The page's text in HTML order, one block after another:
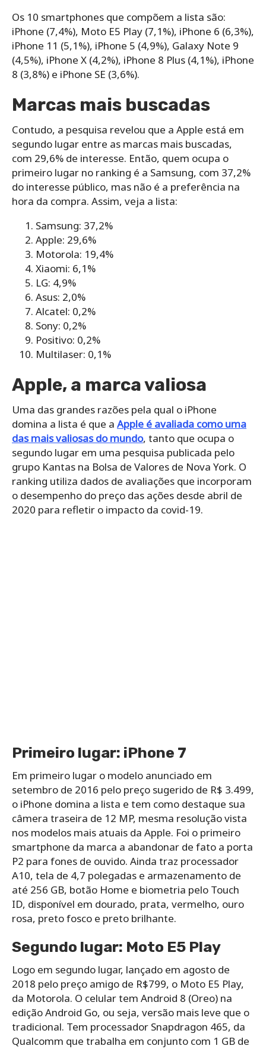
Os 10 smartphones que compõem a lista são:
iPhone (7,4%), Moto E5 Play (7,1%), iPhone 6 (6,3%),
iPhone 11 (5,1%), iPhone 5 (4,9%), Galaxy Note 9
(4,5%), iPhone X (4,2%), iPhone 8 Plus (4,1%), iPhone
8 (3,8%) e iPhone SE (3,6%).
Marcas mais buscadas
Contudo, a pesquisa revelou que a Apple está em
segundo lugar entre as marcas mais buscadas,
com 29,6% de interesse. Então, quem ocupa o
primeiro lugar no ranking é a Samsung, com 37,2%
do interesse público, mas não é a preferência na
hora da compra. Assim, veja a lista:
Samsung: 37,2%
Apple: 29,6%
Motorola: 19,4%
Xiaomi: 6,1%
LG: 4,9%
Asus: 2,0%
Alcatel: 0,2%
Sony: 0,2%
Positivo: 0,2%
Multilaser: 0,1%
Apple, a marca valiosa
Uma das grandes razões pela qual o iPhone
domina a lista é que a Apple é avaliada como uma
das mais valiosas do mundo, tanto que ocupa o
segundo lugar em uma pesquisa publicada pelo
grupo Kantas na Bolsa de Valores de Nova York. O
ranking utiliza dados de avaliações que incorporam
o desempenho do preço das ações desde abril de
2020 para refletir o impacto da covid-19.
Primeiro lugar: iPhone 7
Em primeiro lugar o modelo anunciado em
setembro de 2016 pelo preço sugerido de R$ 3.499,
o iPhone domina a lista e tem como destaque sua
câmera traseira de 12 MP, mesma resolução vista
nos modelos mais atuais da Apple. Foi o primeiro
smartphone da marca a abandonar de fato a porta
P2 para fones de ouvido. Ainda traz processador
A10, tela de 4,7 polegadas e armazenamento de
até 256 GB, botão Home e biometria pelo Touch
ID, disponível em dourado, prata, vermelho, ouro
rosa, preto fosco e preto brilhante.
Segundo lugar: Moto E5 Play
Logo em segundo lugar, lançado em agosto de
2018 pelo preço amigo de R$799, o Moto E5 Play,
da Motorola. O celular tem Android 8 (Oreo) na
edição Android Go, ou seja, versão mais leve que o
tradicional. Tem processador Snapdragon 465, da
Qualcomm que trabalha em conjunto com 1 GB de